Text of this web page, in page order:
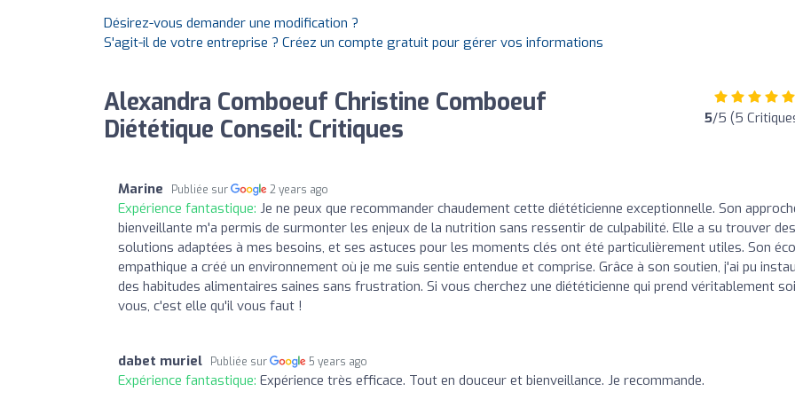
Désirez-vous demander une modification ?
S'agit-il de votre entreprise ? Créez un compte gratuit pour gérer vos informations
Alexandra Comboeuf Christine Comboeuf
Diététique Conseil: Critiques
5/5 (5
Marine Publiée sur 2 years ago
Expérience fantastique: Je ne peux que recommander chaudement cette diététicienne exceptionnelle. Son
bienveillante m'a permis de surmonter les enjeux de la nutrition sans ressentir de culpabilité. Elle a su trouver des
solutions adaptées à mes besoins, et ses astuces pour les moments clés ont été particulièrement utiles. Son
empathique a créé un environnement où je me suis sentie entendue et comprise. Grâce à son soutien, j'ai pu
des habitudes alimentaires saines sans frustration. Si vous cherchez une diététicienne qui prend véritablement
vous, c'est elle qu'il vous faut !
dabet muriel Publiée sur 5 years ago
Expérience fantastique: Expérience très efficace. Tout en douceur et bienveillance. Je recommande.